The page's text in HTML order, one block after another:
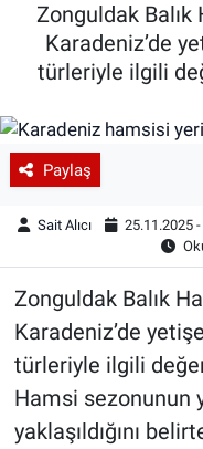
Zonguldak Balık
Karadeniz’de
türleriyle ilgili
Paylaş
Sait Alıcı 25.11.2025
Zonguldak Balık
Karadeniz’de
türleriyle ilgili
Hamsi sezonunun
yaklaşıldığını